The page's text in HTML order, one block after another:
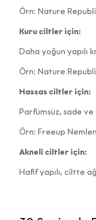
Örn: Nature
Kuru ciltler için:
Daha yoğun yapılı
Örn: Nature
Hassas ciltler için:
Parfümsüz, sade
Örn: Freeup
Akneli ciltler için:
Hafif yapılı, ciltte
Ürün/